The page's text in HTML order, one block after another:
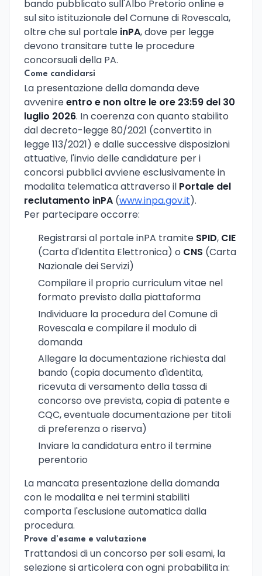
bando pubblicato sull'Albo Pretorio online e
sul sito istituzionale del Comune di Rovescala,
oltre che sul portale inPA, dove per legge
devono transitare tutte le procedure
concorsuali della PA.
Come candidarsi
La presentazione della domanda deve
avvenireentro e non oltre le ore 23:59 del 30
luglio 2026. In coerenza con quanto stabilito
dal decreto-legge 80/2021 (convertito in
legge 113/2021) e dalle successive disposizioni
attuative, l'invio delle candidature per i
concorsi pubblici avviene esclusivamente in
modalita telematica attraverso il Portale del
reclutamento inPA (www.inpa.gov.it).
Per partecipare occorre:
Registrarsi al portale inPA tramite SPID, CIE
(Carta d'Identita Elettronica) o CNS (Carta
Nazionale dei Servizi)
Compilare il proprio curriculum vitae nel
formato previsto dalla piattaforma
Individuare la procedura del Comune di
Rovescala e compilare il modulo di
domanda
Allegare la documentazione richiesta dal
bando (copia documento d'identita,
ricevuta di versamento della tassa di
concorso ove prevista, copia di patente e
CQC, eventuale documentazione per titoli
di preferenza o riserva)
Inviare la candidatura entro il termine
perentorio
La mancata presentazione della domanda
con le modalita e nei termini stabiliti
comporta l'esclusione automatica dalla
procedura.
Prove d'esame e valutazione
Trattandosi di un concorso per soli esami, la
selezione si articolera con ogni probabilita in: